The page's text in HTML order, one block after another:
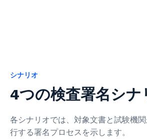
シナリオ
4つの検査署名シナ
各シナリオでは、対象文書と試験機
行する署名プロセスを示します。